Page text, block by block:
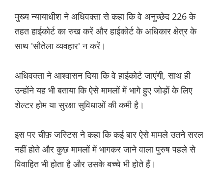
मुख्य न्यायाधीश ने अधिवक्ता से कहा कि वे अनुच्छेद 226 के
तहत हाईकोर्ट का रुख करें और हाईकोर्ट के अधिकार क्षेत्र के
साथ 'सौतेला व्यवहार' न करें।
अधिवक्ता ने आश्वासन दिया कि वे हाईकोर्ट जाएंगी, साथ ही
उन्होंने यह भी बताया कि ऐसे मामलों में भागे हुए जोड़ों के लिए
शेल्टर होम या सुरक्षा सुविधाओं की कमी है।
इस पर चीफ़ जस्टिस ने कहा कि कई बार ऐसे मामले उतने सरल
नहीं होते और कुछ मामलों में भागकर जाने वाला पुरुष पहले से
विवाहित भी होता है और उसके बच्चे भी होते हैं।